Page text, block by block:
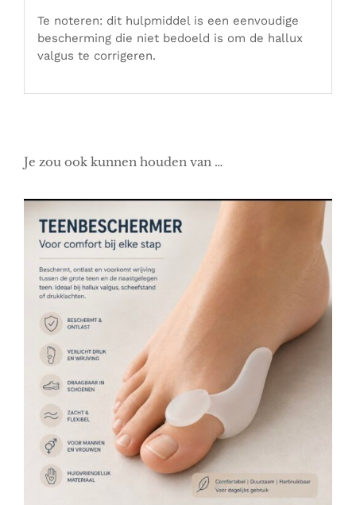
Te noteren: dit hulpmiddel is een eenvoudige
bescherming die niet bedoeld is om de hallux
valgus te corrigeren.
Je zou ook kunnen houden van …